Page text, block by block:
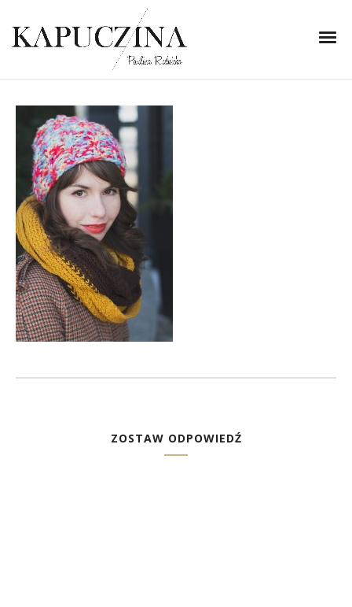
5 lutego 2014
IMG_4288
Written by
ZOSTAW ODPOWIEDŹ